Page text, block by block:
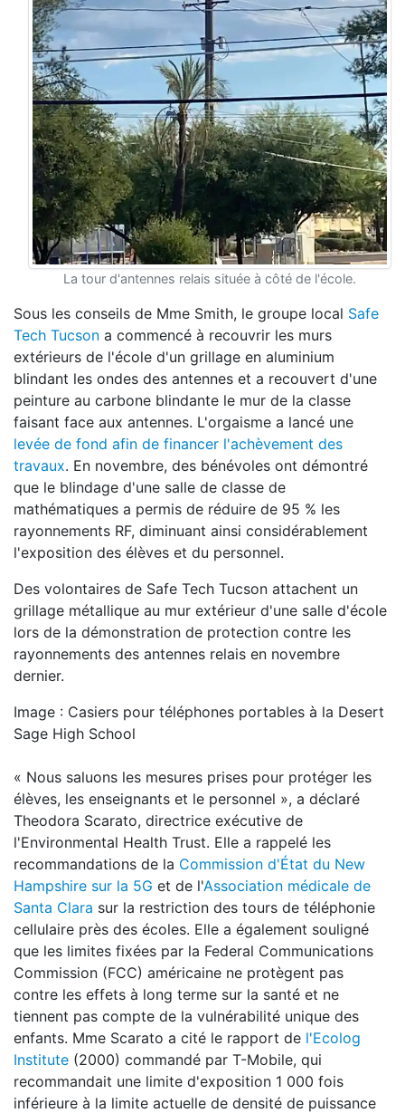
La tour d'antennes relais située à côté de l'école.
Sous les conseils de Mme Smith, le groupe local Safe
Tech Tucson a commencé à recouvrir les murs
extérieurs de l'école d'un grillage en aluminium
blindant les ondes des antennes et a recouvert d'une
peinture au carbone blindante le mur de la classe
faisant face aux antennes. L'orgaisme a lancé une
levée de fond afin de financer l'achèvement des
travaux. En novembre, des bénévoles ont démontré
que le blindage d'une salle de classe de
mathématiques a permis de réduire de 95 % les
rayonnements RF, diminuant ainsi considérablement
l'exposition des élèves et du personnel.
Des volontaires de Safe Tech Tucson attachent un
grillage métallique au mur extérieur d'une salle d'école
lors de la démonstration de protection contre les
rayonnements des antennes relais en novembre
dernier.
Image : Casiers pour téléphones portables à la Desert
Sage High School
« Nous saluons les mesures prises pour protéger les
élèves, les enseignants et le personnel », a déclaré
Theodora Scarato, directrice exécutive de
l'Environmental Health Trust. Elle a rappelé les
recommandations de la Commission d'État du New
Hampshire sur la 5G et de l'Association médicale de
Santa Clara sur la restriction des tours de téléphonie
cellulaire près des écoles. Elle a également souligné
que les limites fixées par la Federal Communications
Commission (FCC) américaine ne protègent pas
contre les effets à long terme sur la santé et ne
tiennent pas compte de la vulnérabilité unique des
enfants. Mme Scarato a cité le rapport de l'Ecolog
Institute (2000) commandé par T-Mobile, qui
recommandait une limite d'exposition 1 000 fois
inférieure à la limite actuelle de densité de puissance